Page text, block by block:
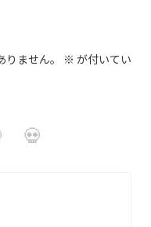
ません。 ※ が付いてい